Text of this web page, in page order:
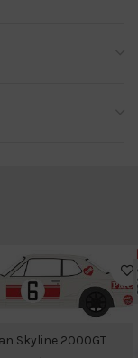
Skyline 2000GT